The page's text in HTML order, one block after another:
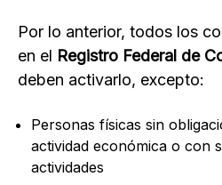
Por lo anterior, todos los
en el Registro Federal de
deben activarlo, excepto:
Personas físicas sin
actividad económica o con
actividades